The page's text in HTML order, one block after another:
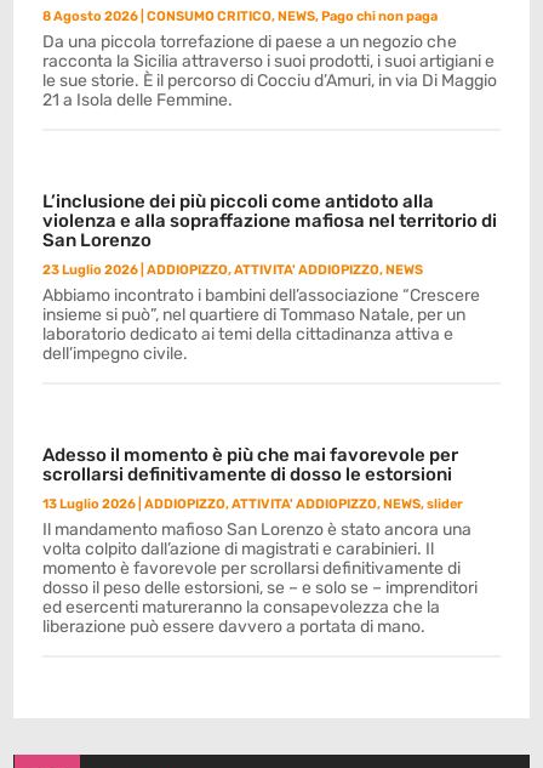
8 Agosto 2026 |CONSUMO CRITICO, NEWS, Pago chi non paga
Da una piccola torrefazione di paese a un negozio che
racconta la Sicilia attraverso i suoi prodotti, i suoi artigiani e
le sue storie. È il percorso di Cocciu d’Amuri, in via Di Maggio
21 a Isola delle Femmine.
L’inclusione dei più piccoli come antidoto alla
violenza e alla sopraffazione mafiosa nel territorio di
San Lorenzo
23 Luglio 2026 |ADDIOPIZZO,ATTIVITA' ADDIOPIZZO, NEWS
Abbiamo incontrato i bambini dell’associazione “Crescere
insieme si può”, nel quartiere di Tommaso Natale, per un
laboratorio dedicato ai temi della cittadinanza attiva e
dell’impegno civile.
Adesso il momento è più che mai favorevole per
scrollarsi definitivamente di dosso le estorsioni
13 Luglio 2026 |ADDIOPIZZO,ATTIVITA' ADDIOPIZZO, NEWS,slider
Il mandamento mafioso San Lorenzo è stato ancora una
volta colpito dall’azione di magistrati e carabinieri. Il
momento è favorevole per scrollarsi definitivamente di
dosso il peso delle estorsioni, se – e solo se – imprenditori
ed esercenti matureranno la consapevolezza che la
liberazione può essere davvero a portata di mano.